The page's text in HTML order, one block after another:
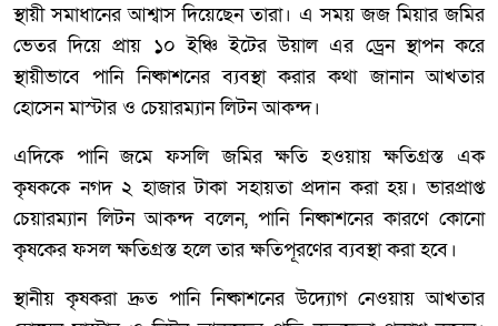
স্থায়ী সমাধানের আশ্বাস দিয়েছেন তারা। এ সময় জজ মিয়ার জমির
ভেতর দিয়ে প্রায় ১০ ইঞ্চি ইটের উয়াল এর ড্রেন স্থাপন করে
স্থায়ীভাবে পানি নিষ্কাশনের ব্যবস্থা করার কথা জানান আখতার
হোসেন মাস্টার ও চেয়ারম্যান লিটন আকন্দ।
এদিকে পানি জমে ফসলি জমির ক্ষতি হওয়ায় ক্ষতিগ্রস্ত এক
কৃষককে নগদ ২ হাজার টাকা সহায়তা প্রদান করা হয়। ভারপ্রাপ্ত
চেয়ারম্যান লিটন আকন্দ বলেন, পানি নিষ্কাশনের কারণে কোনো
কৃষকের ফসল ক্ষতিগ্রস্ত হলে তার ক্ষতিপূরণের ব্যবস্থা করা হবে।
স্থানীয় কৃষকরা দ্রুত পানি নিষ্কাশনের উদ্যোগ নেওয়ায় আখতার